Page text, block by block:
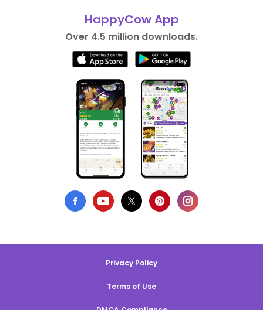
HappyCow App
Over 4.5 million downloads.
Privacy Policy
Terms of Use